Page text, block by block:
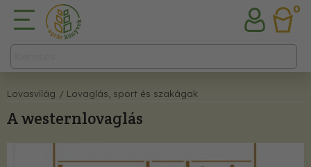
0
Lovasvilág / Lovaglás, sport és szakágak
A westernlovaglás